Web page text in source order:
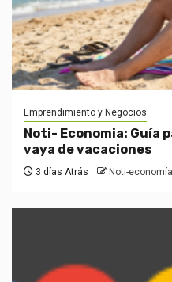
Emprendimiento y Negocios
Noti- Economia: Guía
vaya de vacaciones
3 días Atrás Noti-economía